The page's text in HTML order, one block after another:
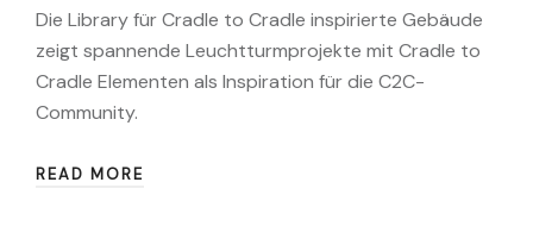
Die Library für Cradle to Cradle inspirierte Gebäude
zeigt spannende Leuchtturmprojekte mit Cradle to
Cradle Elementen als Inspiration für die C2C-
Community.
READ MORE